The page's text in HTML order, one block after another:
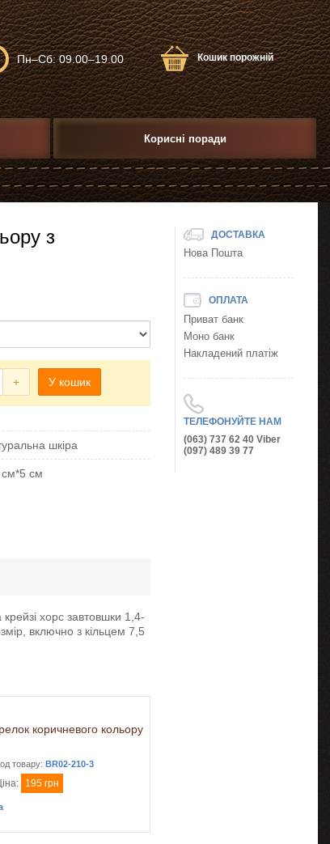
Пн–Сб: 09.00–19.00 Кошик порожній
Корисні поради
з
+ У кошик
шкіра
см
хорс завтовшки 1,4-
включно з кільцем 7,5
коричневого кольору
товару:BR02-210-3
Ціна: 195 грн
ДОСТАВКА
Нова Пошта
ОПЛАТА
Приват банк
Моно банк
Накладений платіж
ТЕЛЕФОНУЙТЕ НАМ
(063) 737 62 40 Viber
(097) 489 39 77